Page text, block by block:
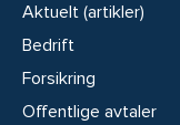
Aktuelt (artikler)
Bedrift
Forsikring
Offentlige avtaler